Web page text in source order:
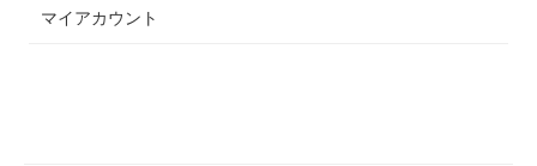
マイアカウント